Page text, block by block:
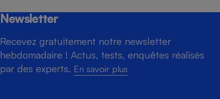
Newsletter
Recevez gratuitement notre newsletter
hebdomadaire ! Actus, tests, enquêtes réalisés
par des experts. En savoir plus